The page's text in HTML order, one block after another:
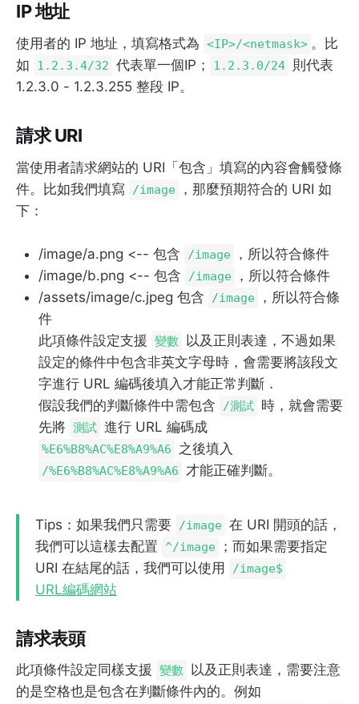
IP 地址
使用者的 IP 地址，填寫格式為 <IP>/<netmask> 。比
如
1.2.3.4/32 代表單一個IP； 1.2.3.0/24 則代表
1.2.3.0 - 1.2.3.255 整段 IP。
請求 URI
當使用者請求網站的 URI「包含」填寫的內容會觸發條
件。比如我們填寫
/image
，那麼預期符合的 URI 如
下：
/image/a.png <-- 包含 /image
，所以符合條件
/image/b.png <-- 包含
/image
，所以符合條件
/assets/image/c.jpeg 包含
/image
，所以符合條
件
此項條件設定支援 變數 以及正則表達，不過如果
設定的條件中包含非英文字母時，會需要將該段文
字進行 URL 編碼後填入才能正常判斷．
假設我們的判斷條件中需包含
/測試 時，就會需要
先將 測試 進行 URL 編碼成
%E6%B8%AC%E8%A9%A6 之後填入
/%E6%B8%AC%E8%A9%A6 才能正確判斷。
Tips：如果我們只需要 /image 在 URI 開頭的話，
我們可以這樣去配置 ^/image
；而如果需要指定
URI 在結尾的話，我們可以使用
/image$
URL編碼網站
請求表頭
此項條件設定同樣支援 變數 以及正則表達，需要注意
的是空格也是包含在判斷條件內的。例如